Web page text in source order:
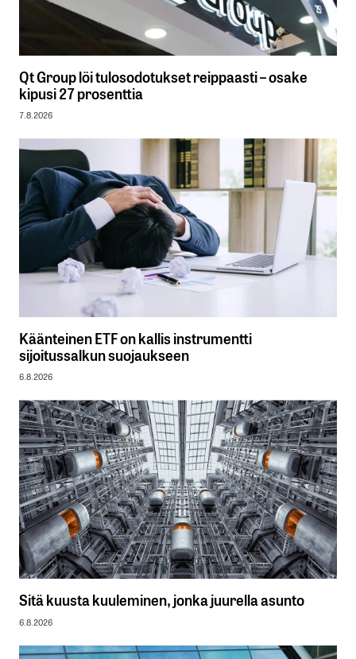
Qt Group löi tulosodotukset reippaasti – osake
kipusi 27 prosenttia
7.8.2026
Käänteinen ETF on kallis instrumentti
sijoitussalkun suojaukseen
6.8.2026
Sitä kuusta kuuleminen, jonka juurella asunto
6.8.2026